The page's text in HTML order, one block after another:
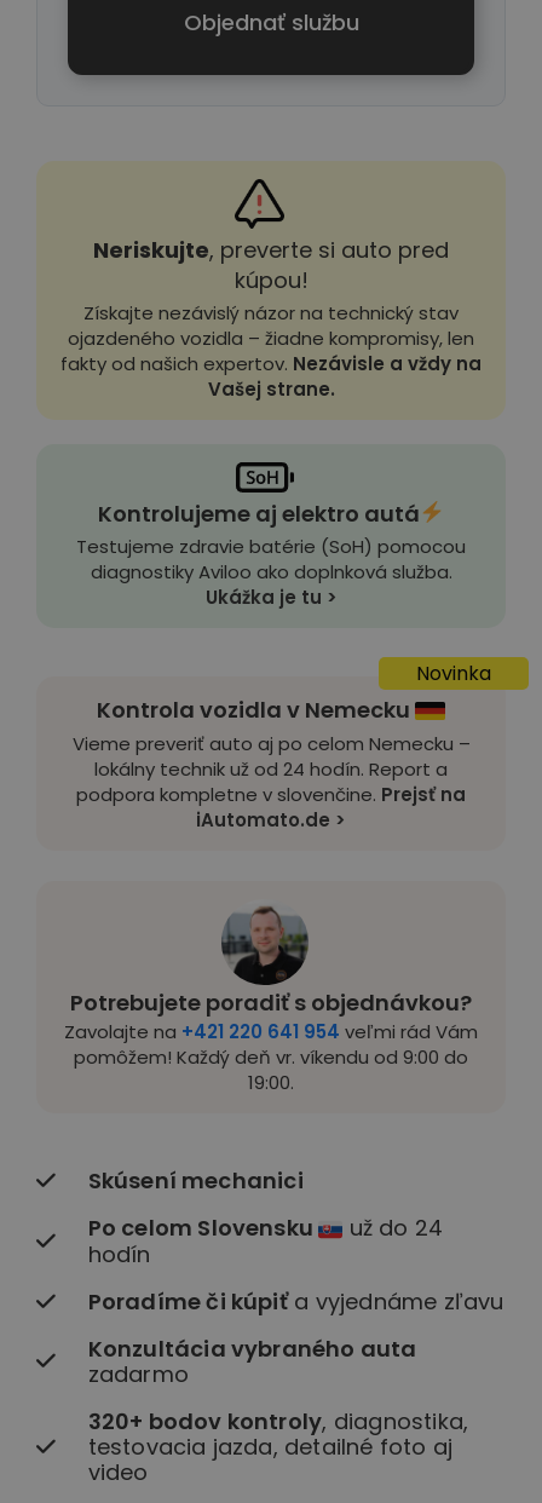
Potrebujete poradiť s objednávkou?
Zavolajte na +421 220 641 954 veľmi rád Vám
pomôžem! Každý deň vr. víkendu od 9:00 do
19:00.
Skúsení mechanici
Po celom Slovensku
už do 24
hodín
Poradíme či kúpiťa vyjednáme zľavu
Konzultácia vybraného auta
zadarmo
320+ bodov kontroly, diagnostika,
testovacia jazda, detailné foto aj
video
Objednať službu
Neriskujte, preverte si auto pred
kúpou!
Získajte nezávislý názor na technický stav
ojazdeného vozidla – žiadne kompromisy, len
fakty od našich expertov. Nezávisle a vždy na
Vašej strane.
Kontrolujeme aj elektro autá
Testujeme zdravie batérie (SoH) pomocou
diagnostiky Aviloo ako doplnková služba.
Ukážka je tu >
Novinka
Kontrola vozidla v Nemecku
Vieme preveriť auto aj po celom Nemecku –
lokálny technik už od 24 hodín. Report a
podpora kompletne v slovenčine. Prejsť na
iAutomato.de >